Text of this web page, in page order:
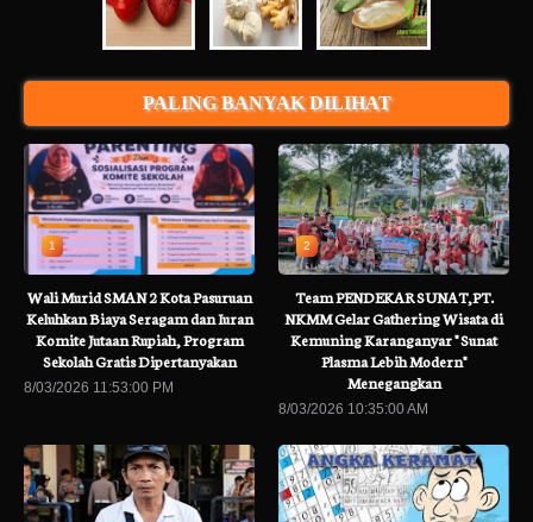
PALING BANYAK DILIHAT
1
Wali Murid SMAN 2 Kota Pasuruan
Keluhkan Biaya Seragam dan Iuran
Komite Jutaan Rupiah, Program
Sekolah Gratis Dipertanyakan
8/03/2026 11:53:00 PM
2
Team PENDEKAR SUNAT,PT.
NKMM Gelar Gathering Wisata di
Kemuning Karanganyar " Sunat
Plasma Lebih Modern"
Menegangkan
8/03/2026 10:35:00 AM